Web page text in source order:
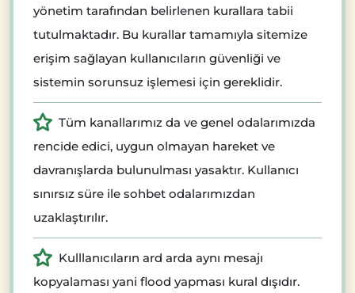
yönetim tarafından belirlenen kurallara tabii
tutulmaktadır. Bu kurallar tamamıyla sitemize
erişim sağlayan kullanıcıların güvenliği ve
sistemin sorunsuz işlemesi için gereklidir.
Tüm kanallarımız da ve genel odalarımızda
rencide edici, uygun olmayan hareket ve
davranışlarda bulunulması yasaktır. Kullanıcı
sınırsız süre ile sohbet odalarımızdan
uzaklaştırılır.
Kulllanıcıların ard arda aynı mesajı
kopyalaması yani flood yapması kural dışıdır.